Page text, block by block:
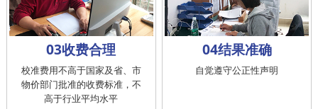
03收费合理
校准费用不高于国家及省、市
物价部门批准的收费标准，不
高于行业平均水平
04结果准确
自觉遵守公正性声明